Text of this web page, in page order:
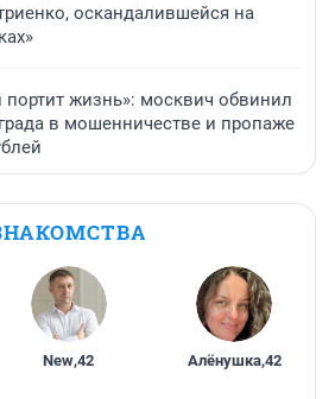
оскандалившейся на
портит жизнь»: москвич обвинил
в мошенничестве и пропаже
New,42 Алёнушка,42